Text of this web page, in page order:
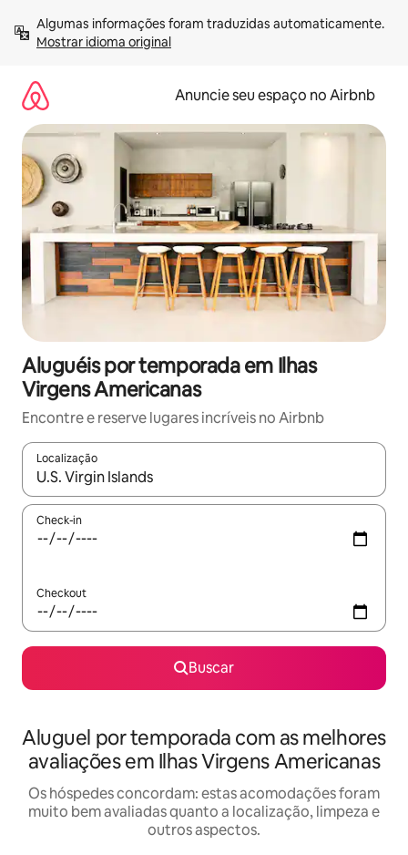
para
Mostrar idioma original
Anuncie seu espaço no Airbnb
Aluguéis por temporada em Ilhas
Virgens Americanas
Encontre e reserve lugares incríveis no Airbnb
Localização
Quando os resultados estiverem disponíveis, explore-os
Check-in
Checkout
Buscar
Aluguel por temporada com as melhores
avaliações em Ilhas Virgens Americanas
Os hóspedes concordam: estas acomodações foram
muito bem avaliadas quanto a localização, limpeza e
outros aspectos.